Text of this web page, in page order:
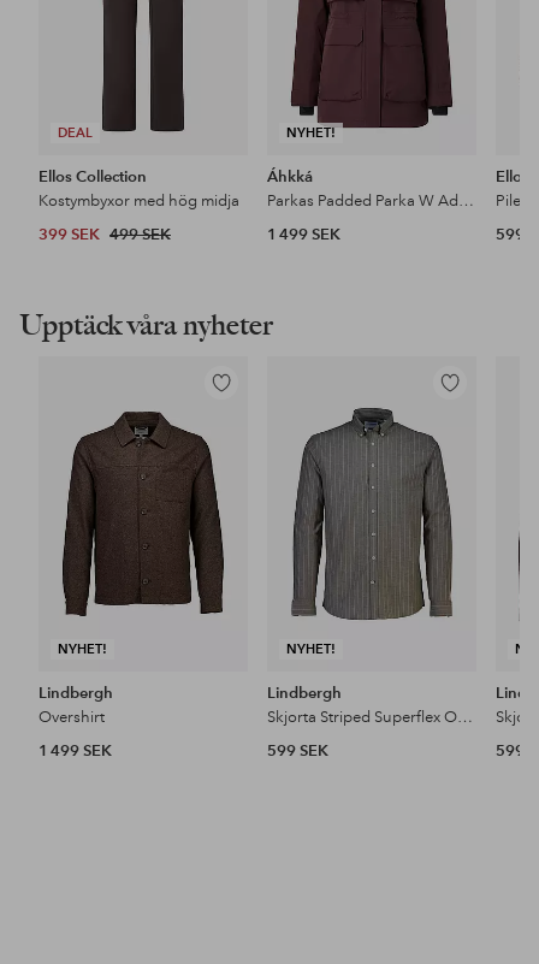
DEAL
Ellos Collection
Kostymbyxor med hög midja
399 SEK 499 SEK
NYHET!
Áhkká
Parkas Padded Parka W Adjustable Waist
1 499 SEK
Ellos
599
Upptäck våra nyheter
NYHET!
Lägg
i
favoriter
Lindbergh
Overshirt
1 499 SEK
NYHET!
Lägg
i
favoriter
Lindbergh
Skjorta Striped Superflex Oxford L/S
599 SEK
599